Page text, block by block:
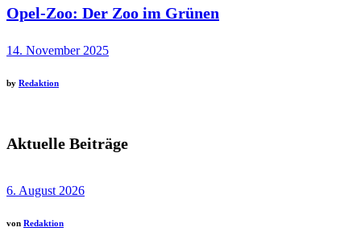
Opel-Zoo: Der Zoo im Grünen
14. November 2025
by Redaktion
Aktuelle Beiträge
6. August 2026
von Redaktion